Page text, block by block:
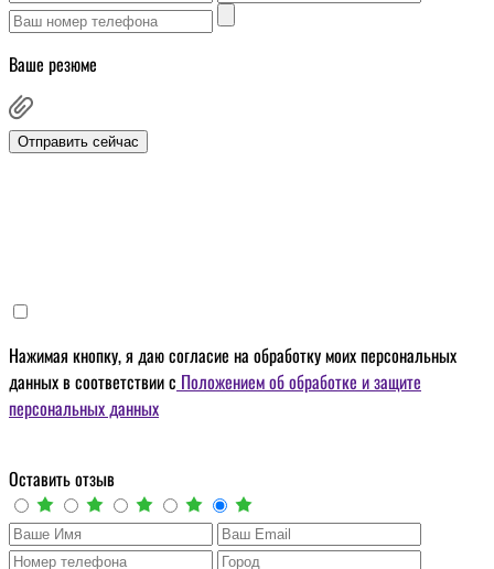
Ваше резюме
Отправить сейчас
Нажимая кнопку, я даюсогласие на обработку моих персональных
данныхв соответствии с Положением об обработке и защите
персональных данных
Оставить отзыв